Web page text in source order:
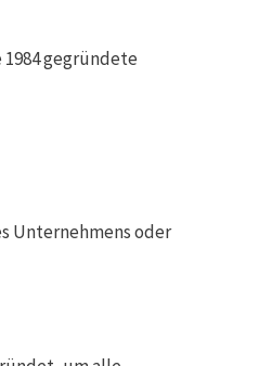
gegründete
Unternehmens oder